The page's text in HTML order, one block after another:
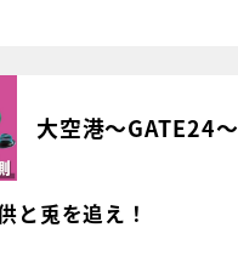
大空港～GATE24～
と兎を追え！